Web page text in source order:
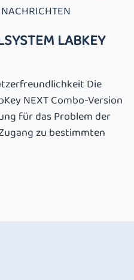
LABKEY
Die
NEXT Combo-Version
für das Problem der
zu bestimmten